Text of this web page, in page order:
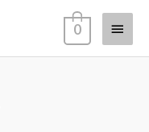
Menú
0